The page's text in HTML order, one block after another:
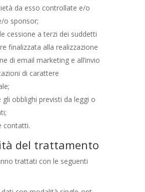
da esso controllate e/o
o sponsor;
cessione a terzi dei suddetti
finalizzata alla realizzazione
di email marketing e all’invio
di carattere
gli obblighi previsti da leggi o
contatti.
del trattamento
trattati con le seguenti